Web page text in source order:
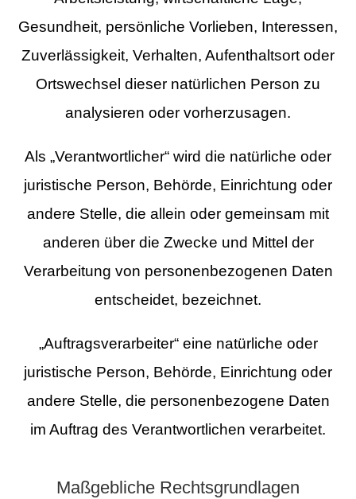
Gesundheit, persönliche Vorlieben, Interessen,
Zuverlässigkeit, Verhalten, Aufenthaltsort oder
Ortswechsel dieser natürlichen Person zu
analysieren oder vorherzusagen.
Als „Verantwortlicher“ wird die natürliche oder
juristische Person, Behörde, Einrichtung oder
andere Stelle, die allein oder gemeinsam mit
anderen über die Zwecke und Mittel der
Verarbeitung von personenbezogenen Daten
entscheidet, bezeichnet.
„Auftragsverarbeiter“ eine natürliche oder
juristische Person, Behörde, Einrichtung oder
andere Stelle, die personenbezogene Daten
im Auftrag des Verantwortlichen verarbeitet.
Maßgebliche Rechtsgrundlagen